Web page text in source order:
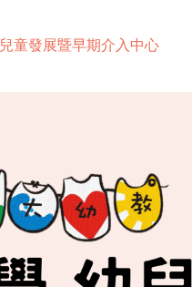
兒童發展暨早期介入中心